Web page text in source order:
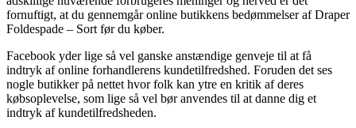
fornuftigt, at du gennemgår online butikkens bedømmelser af Draper
Foldespade – Sort før du køber.
Facebook yder lige så vel ganske anstændige genveje til at få
indtryk af online forhandlerens kundetilfredshed. Foruden det ses
nogle butikker på nettet hvor folk kan ytre en kritik af deres
købsoplevelse, som lige så vel bør anvendes til at danne dig et
indtryk af kundetilfredsheden.